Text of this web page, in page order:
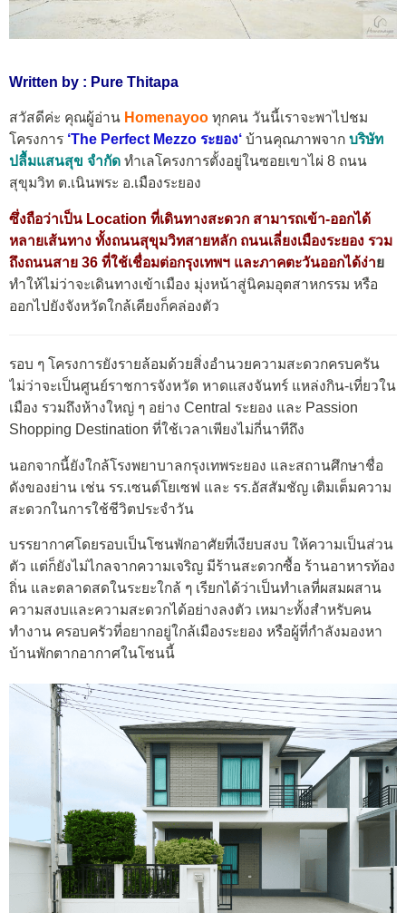
Written by : Pure Thitapa
สวัสดีค่ะ คุณผู้อ่าน Homenayoo ทุกคน วันนี้เราจะพาไปชม
โครงการ ‘The Perfect Mezzo ระยอง‘ บ้านคุณภาพจาก บริษัท
ปลื้มแสนสุข จำกัด ทำเลโครงการตั้งอยู่ในซอยเขาไผ่ 8 ถนน
สุขุมวิท ต.เนินพระ อ.เมืองระยอง
ซึ่งถือว่าเป็น Location ที่เดินทางสะดวก สามารถเข้า-ออกได้
หลายเส้นทาง ทั้งถนนสุขุมวิทสายหลัก ถนนเลี่ยงเมืองระยอง รวม
ถึงถนนสาย 36 ที่ใช้เชื่อมต่อกรุงเทพฯ และภาคตะวันออกได้ง่าย
ทำให้ไม่ว่าจะเดินทางเข้าเมือง มุ่งหน้าสู่นิคมอุตสาหกรรม หรือ
ออกไปยังจังหวัดใกล้เคียงก็คล่องตัว
รอบ ๆ โครงการยังรายล้อมด้วยสิ่งอำนวยความสะดวกครบครัน
ไม่ว่าจะเป็นศูนย์ราชการจังหวัด หาดแสงจันทร์ แหล่งกิน-เที่ยวใน
เมือง รวมถึงห้างใหญ่ ๆ อย่าง Central ระยอง และ Passion
Shopping Destination ที่ใช้เวลาเพียงไม่กี่นาทีถึง
นอกจากนี้ยังใกล้โรงพยาบาลกรุงเทพระยอง และสถานศึกษาชื่อ
ดังของย่าน เช่น รร.เซนต์โยเซฟ และ รร.อัสสัมชัญ เติมเต็มความ
สะดวกในการใช้ชีวิตประจำวัน
บรรยากาศโดยรอบเป็นโซนพักอาศัยที่เงียบสงบ ให้ความเป็นส่วน
ตัว แต่ก็ยังไม่ไกลจากความเจริญ มีร้านสะดวกซื้อ ร้านอาหารท้อง
ถิ่น และตลาดสดในระยะใกล้ ๆ เรียกได้ว่าเป็นทำเลที่ผสมผสาน
ความสงบและความสะดวกได้อย่างลงตัว เหมาะทั้งสำหรับคน
ทำงาน ครอบครัวที่อยากอยู่ใกล้เมืองระยอง หรือผู้ที่กำลังมองหา
บ้านพักตากอากาศในโซนนี้